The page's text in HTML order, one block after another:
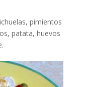
pimientos
patata, huevos